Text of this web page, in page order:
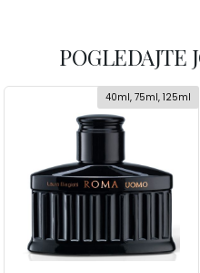
POGLEDAJTE
40ml, 75ml, 125ml